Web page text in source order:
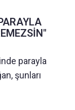
parayla
şunları